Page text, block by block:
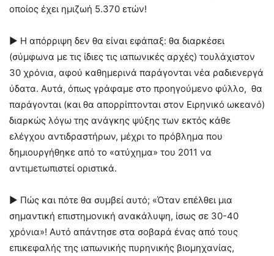
οποίος έχει ημιζωή 5.370 ετών!
► Η απόρριψη δεν θα είναι εφάπαξ: θα διαρκέσει
(σύμφωνα με τις ίδιες τις ιαπωνικές αρχές) τουλάχιστον
30 χρόνια, αφού καθημερινά παράγονται νέα ραδιενεργά
ύδατα. Αυτά, όπως γράφαμε στο προηγούμενο φύλλο, θα
παράγονται (και θα απορρίπτονται στον Ειρηνικό ωκεανό)
διαρκώς λόγω της ανάγκης ψύξης των εκτός κάθε
ελέγχου αντιδραστήρων, μέχρι το πρόβλημα που
δημιουργήθηκε από το «ατύχημα» του 2011 να
αντιμετωπιστεί οριστικά.
► Πώς και πότε θα συμβεί αυτό; «Όταν επέλθει μια
σημαντική επιστημονική ανακάλυψη, ίσως σε 30-40
χρόνια»! Αυτό απάντησε στα σοβαρά ένας από τους
επικεφαλής της ιαπωνικής πυρηνικής βιομηχανίας,